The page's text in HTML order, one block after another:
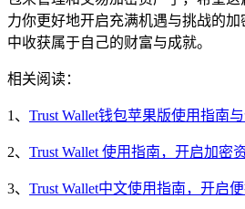
力你更好地开启充满机遇与挑战的
中收获属于自己的财富与成就。
相关阅读：
1、 Trust Wallet钱包苹果版使用指南
2、 Trust Wallet 使用指南，开启加密
3、 Trust Wallet中文使用指南，开启